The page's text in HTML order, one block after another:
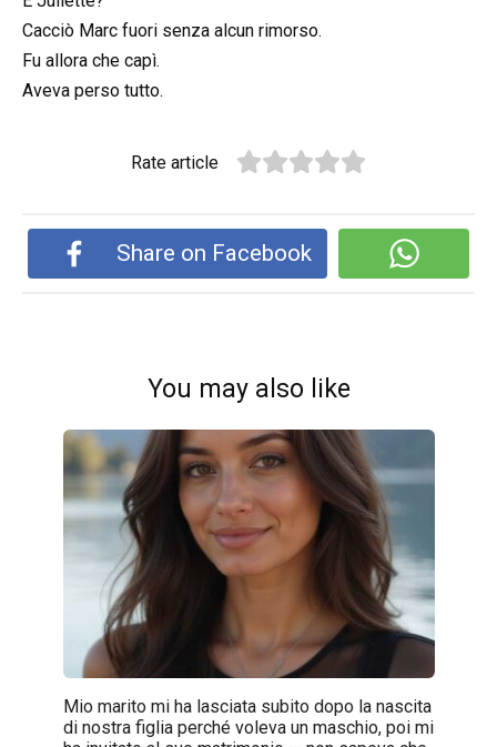
Cacciò Marc fuori senza alcun rimorso.
Fu allora che capì.
Aveva perso tutto.
Rate article
Share on Facebook
You may also like
Mio marito mi ha lasciata subito dopo la nascita
di nostra figlia perché voleva un maschio, poi mi